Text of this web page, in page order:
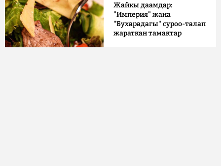
Жайкы даамдар:
"Империя" жана
"Бухарадагы" суроо-талап
жараткан тамактар